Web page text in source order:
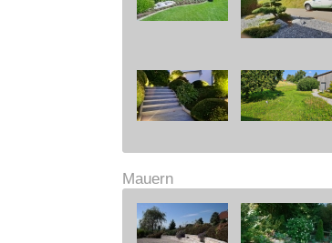
Mauern